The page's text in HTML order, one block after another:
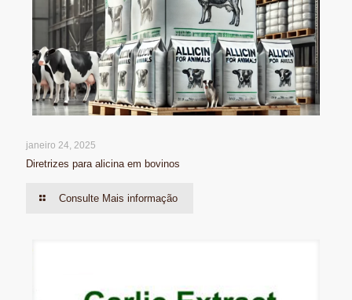
janeiro 24, 2025
Diretrizes para alicina em bovinos
Consulte Mais informação